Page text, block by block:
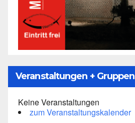
Veranstaltungen + Gruppen
Keine Veranstaltungen
zum Veranstaltungskalender